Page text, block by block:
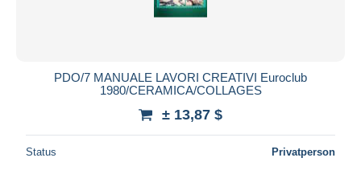
PDO/7 MANUALE LAVORI CREATIVI Euroclub
1980/CERAMICA/COLLAGES
± 13,87 $
Status Privatperson